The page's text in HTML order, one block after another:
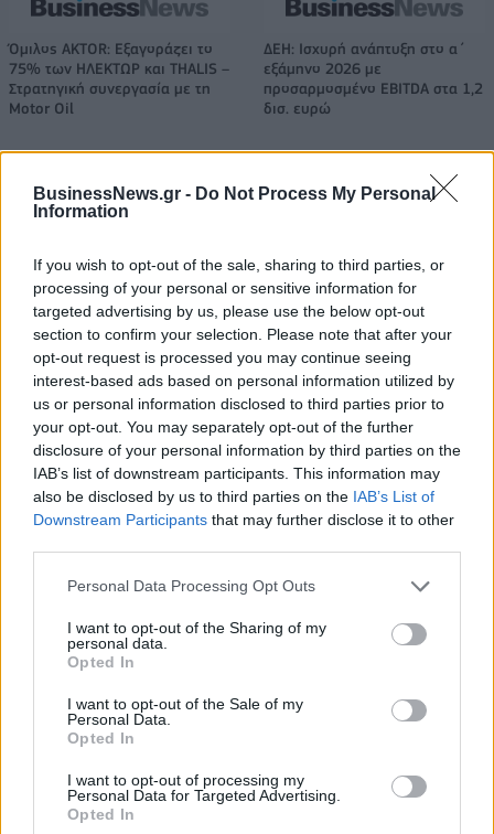
BusinessNews.gr - Do Not Process My Personal
Information
If you wish to opt-out of the sale, sharing to third parties, or
processing of your personal or sensitive information for
targeted advertising by us, please use the below opt-out
section to confirm your selection. Please note that after your
opt-out request is processed you may continue seeing
interest-based ads based on personal information utilized by
us or personal information disclosed to third parties prior to
your opt-out. You may separately opt-out of the further
disclosure of your personal information by third parties on the
IAB’s list of downstream participants. This information may
also be disclosed by us to third parties on the IAB’s List of
Downstream Participants that may further disclose it to other
Personal Data Processing Opt Outs
I want to opt-out of the Sharing of my
personal data.
Opted In
I want to opt-out of the Sale of my
Personal Data.
Opted In
I want to opt-out of processing my
Personal Data for Targeted Advertising.
Opted In
Όμιλος AKTOR: Εξαγοράζει το
75% των ΗΛΕΚΤΩΡ και THALIS –
Στρατηγική συνεργασία με τη
Motor Oil
ΔΕΗ: Ισχυρή ανάπτυξη στο α΄
εξάμηνο 2026 με
προσαρμοσμένο EBITDA στα 1,2
δισ. ευρώ
Η συμφωνία Arval-Athlon αναδιαμορφώνει την αγορά leasing
VW: Η δύσκολη εξίσωση της
αναδιάρθρωσης
Alpha Bank: Για πρώτη φορά το
Αρχαίο Θέατρο Επιδαύρου
άνοιξε τις πύλες του σε όλους
ESG Report 2025: Πώς η ΑΒ Βασιλόπουλος μετατρέπει τη
βιωσιμότητα σε καθημερινή πράξη
Stoiximan: «Πού ήσουν;» στις μεγάλες στιγμές του Ολυμπιακού
ΠΕΡΙΣΣΌΤΕΡΑ ΣΕ ΑΥΤΉ ΤΗΝ ΚΑΤΗΓΟΡΊΑ